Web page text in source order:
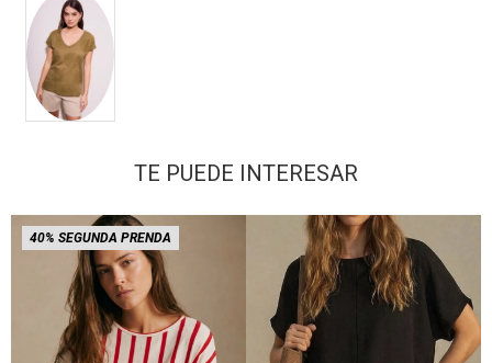
TE PUEDE INTERESAR
40% SEGUNDA PRENDA